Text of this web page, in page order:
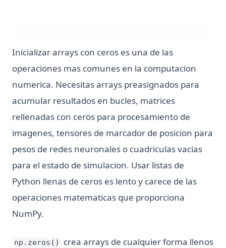
Inicializar arrays con ceros es una de las
operaciones mas comunes en la computacion
numerica. Necesitas arrays preasignados para
acumular resultados en bucles, matrices
rellenadas con ceros para procesamiento de
imagenes, tensores de marcador de posicion para
pesos de redes neuronales o cuadriculas vacias
para el estado de simulacion. Usar listas de
Python llenas de ceros es lento y carece de las
operaciones matematicas que proporciona
NumPy.
np.zeros()
crea arrays de cualquier forma llenos